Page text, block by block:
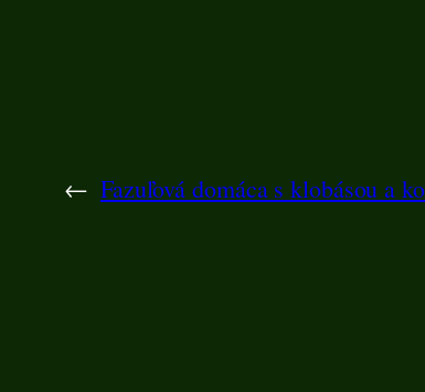
← Fazuľová domáca s klobásou a